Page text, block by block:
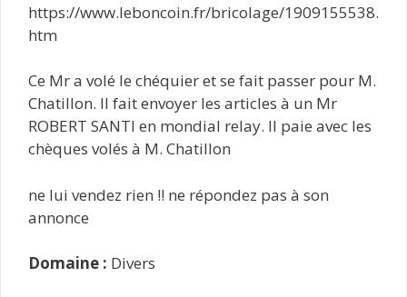
https://www.leboncoin.fr/bricolage/1909155538.
htm
Ce Mr a volé le chéquier et se fait passer pour M.
Chatillon. Il fait envoyer les articles à un Mr
ROBERT SANTI en mondial relay. Il paie avec les
chèques volés à M. Chatillon
ne lui vendez rien !! ne répondez pas à son
annonce
Domaine : Divers